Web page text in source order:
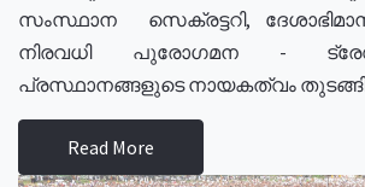
സംസ്ഥാന സെക്രട്ടറി,
നിരവധി പുരോഗമന -
പ്രസ്ഥാനങ്ങളുടെ നായകത്വം തുടങ്ങി
Read More